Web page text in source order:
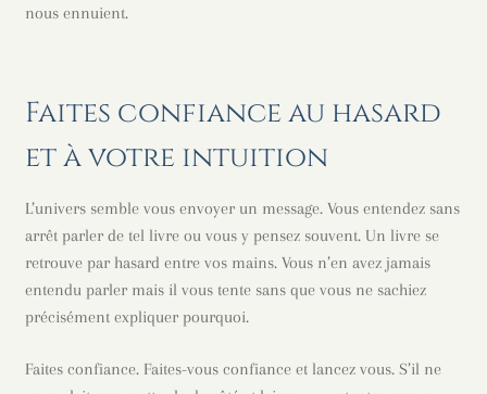
nous ennuient.
Faites confiance au hasard
et à votre intuition
L’univers semble vous envoyer un message. Vous entendez sans
arrêt parler de tel livre ou vous y pensez souvent. Un livre se
retrouve par hasard entre vos mains. Vous n’en avez jamais
entendu parler mais il vous tente sans que vous ne sachiez
précisément expliquer pourquoi.
Faites confiance. Faites-vous confiance et lancez vous. S’il ne